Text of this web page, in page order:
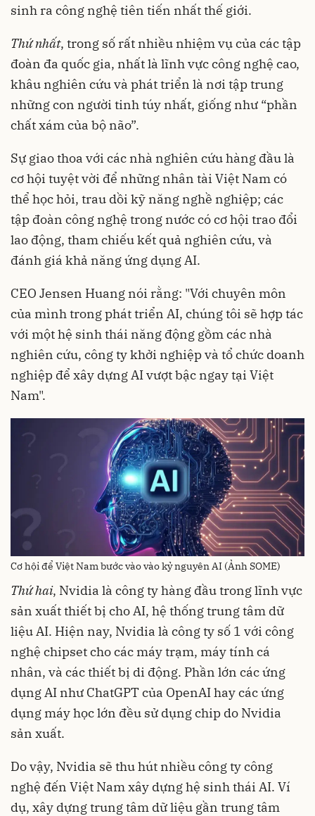
sinh ra công nghệ tiên tiến nhất thế giới.
Thứ nhất, trong số rất nhiều nhiệm vụ của các tập
đoàn đa quốc gia, nhất là lĩnh vực công nghệ cao,
khâu nghiên cứu và phát triển là nơi tập trung
những con người tinh túy nhất, giống như “phần
chất xám của bộ não”.
Sự giao thoa với các nhà nghiên cứu hàng đầu là
cơ hội tuyệt vời để những nhân tài Việt Nam có
thể học hỏi, trau dồi kỹ năng nghề nghiệp; các
tập đoàn công nghệ trong nước có cơ hội trao đổi
lao động, tham chiếu kết quả nghiên cứu, và
đánh giá khả năng ứng dụng AI.
CEO Jensen Huang nói rằng: "Với chuyên môn
của mình trong phát triển AI, chúng tôi sẽ hợp tác
với một hệ sinh thái năng động gồm các nhà
nghiên cứu, công ty khởi nghiệp và tổ chức doanh
nghiệp để xây dựng AI vượt bậc ngay tại Việt
Nam".
Cơ hội để Việt Nam bước vào vào kỷ nguyên AI (Ảnh SOME)
Thứ hai, Nvidia là công ty hàng đầu trong lĩnh vực
sản xuất thiết bị cho AI, hệ thống trung tâm dữ
liệu AI. Hiện nay, Nvidia là công ty số 1 với công
nghệ chipset cho các máy trạm, máy tính cá
nhân, và các thiết bị di động. Phần lớn các ứng
dụng AI như ChatGPT của OpenAI hay các ứng
dụng máy học lớn đều sử dụng chip do Nvidia
sản xuất.
Do vậy, Nvidia sẽ thu hút nhiều công ty công
nghệ đến Việt Nam xây dựng hệ sinh thái AI. Ví
dụ, xây dựng trung tâm dữ liệu gần trung tâm